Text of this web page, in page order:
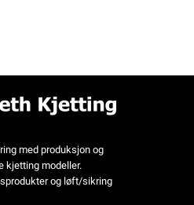
med produksjon og
kjetting modeller.
og løft/sikring